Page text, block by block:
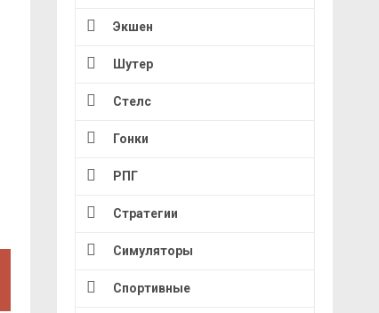
Экшен
Шутер
Стелс
Гонки
РПГ
Стратегии
Симуляторы
Спортивные